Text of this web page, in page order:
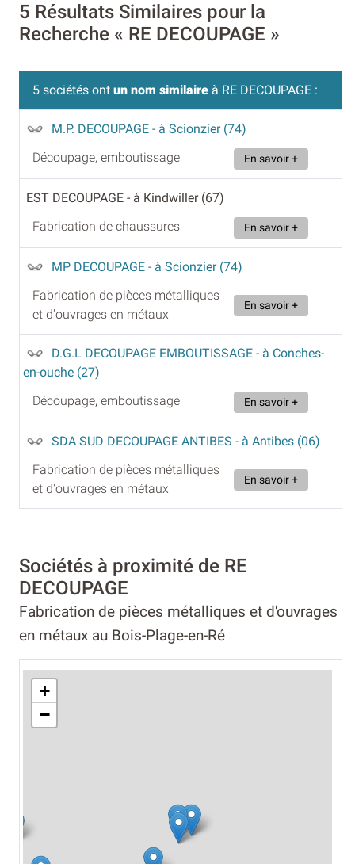
5 Résultats Similaires pour la
Recherche « RE DECOUPAGE »
5 sociétés ont un nom similaire à RE DECOUPAGE :
M.P. DECOUPAGE - à Scionzier (74)
Découpage, emboutissage
En savoir +
EST DECOUPAGE - à Kindwiller (67)
Fabrication de chaussures
En savoir +
MP DECOUPAGE - à Scionzier (74)
Fabrication de pièces métalliques
et d'ouvrages en métaux
En savoir +
D.G.L DECOUPAGE EMBOUTISSAGE - à Conches-
en-ouche (27)
Découpage, emboutissage
En savoir +
SDA SUD DECOUPAGE ANTIBES - à Antibes (06)
Fabrication de pièces métalliques
et d'ouvrages en métaux
En savoir +
Sociétés à proximité de RE
DECOUPAGE
Fabrication de pièces métalliques et d'ouvrages
en métaux au Bois-Plage-en-Ré
+
−